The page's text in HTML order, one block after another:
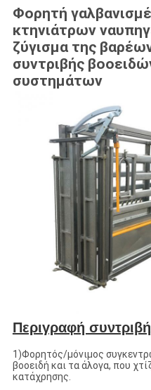
Φορητή
κτηνιάτρων
ζύγισμα της
συντριβής
συστημάτων
Περιγραφή
1)Φορητός/μόνιμος
βοοειδή και τα άλογα, που
κατάχρησης.